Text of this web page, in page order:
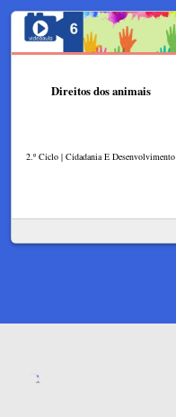
Direitos dos animais
2.º Ciclo | Cidadania E Desenvolvimento